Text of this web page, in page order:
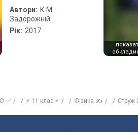
Автори: К.М.
Задорожній
Рік: 2017
✅ ⚡ 11 клас ⚡ Фізика ✍ Струж